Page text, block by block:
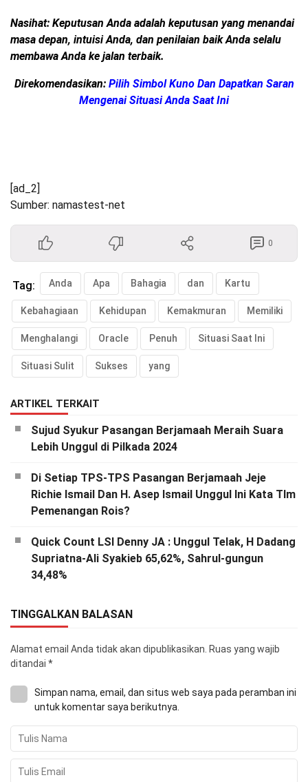
Nasihat: Keputusan Anda adalah keputusan yang menandai
masa depan, intuisi Anda, dan penilaian baik Anda selalu
membawa Anda ke jalan terbaik.
Direkomendasikan: Pilih Simbol Kuno Dan Dapatkan Saran
Mengenai Situasi Anda Saat Ini
[ad_2]
Sumber: namastest-net
0
Tag: Anda Apa Bahagia dan Kartu
Kebahagiaan Kehidupan Kemakmuran Memiliki
Menghalangi Oracle Penuh Situasi Saat Ini
Situasi Sulit Sukses yang
ARTIKEL TERKAIT
Sujud Syukur Pasangan Berjamaah Meraih Suara
Lebih Unggul di Pilkada 2024
Di Setiap TPS-TPS Pasangan Berjamaah Jeje
Richie Ismail Dan H. Asep Ismail Unggul Ini Kata TIm
Pemenangan Rois?
Quick Count LSI Denny JA : Unggul Telak, H Dadang
Supriatna-Ali Syakieb 65,62%, Sahrul-gungun
34,48%
TINGGALKAN BALASAN
Alamat email Anda tidak akan dipublikasikan. Ruas yang wajib
ditandai *
Simpan nama, email, dan situs web saya pada peramban ini
untuk komentar saya berikutnya.